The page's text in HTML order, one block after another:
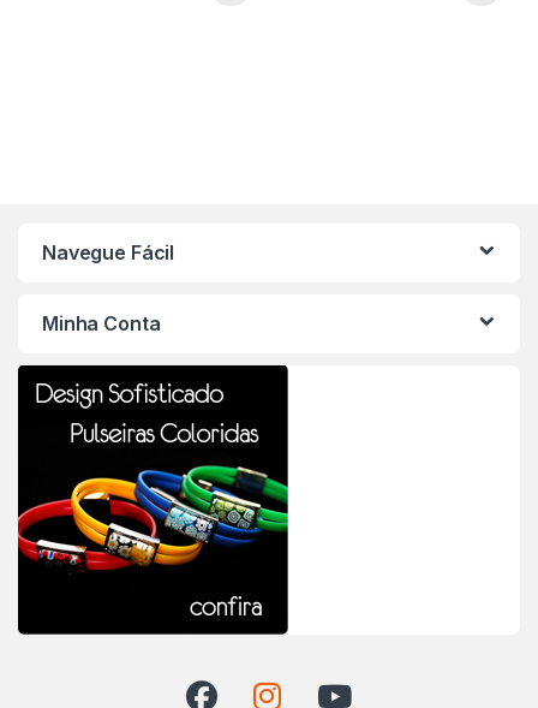
Navegue Fácil
Minha Conta